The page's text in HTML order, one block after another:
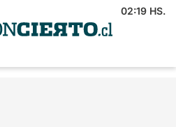
02:19 HS.